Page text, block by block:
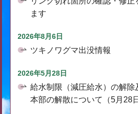
ます
2026年8月6日
ツキノワグマ出没情報
2026年5月28日
給水制限（減圧給水）の解除
本部の解散について（5月28日